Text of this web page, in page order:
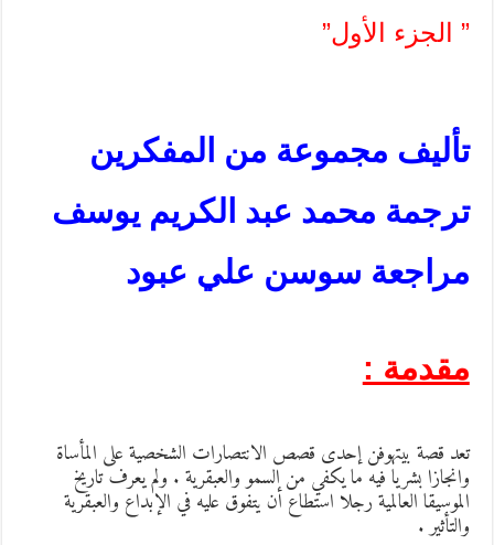
الجزء الأول”
مجموعة من المفكرين
محمد عبد الكريم يوسف
سوسن علي عبود
:
قصة بيتهوفن إحدى قصص الانتصارات الشخصية على المأساة
بشريا فيه ما يكفي من السمو والعبقرية . ولم يعرف تاريخ
العالمية رجلا استطاع أن يتفوق عليه في الإبداع والعبقرية
.